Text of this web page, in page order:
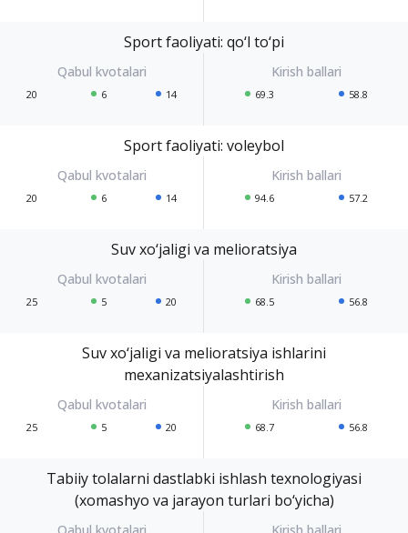
Sport faoliyati: qo‘l to‘pi
20 6 14 69.3 58.8
Sport faoliyati: voleybol
20 6 14 94.6 57.2
Suv xo‘jaligi va melioratsiya
25 5 20 68.5 56.8
Suv xo‘jaligi va melioratsiya ishlarini
mexanizatsiyalashtirish
25 5 20 68.7 56.8
Tabiiy tolalarni dastlabki ishlash texnologiyasi
(xomashyo va jarayon turlari bo‘yicha)